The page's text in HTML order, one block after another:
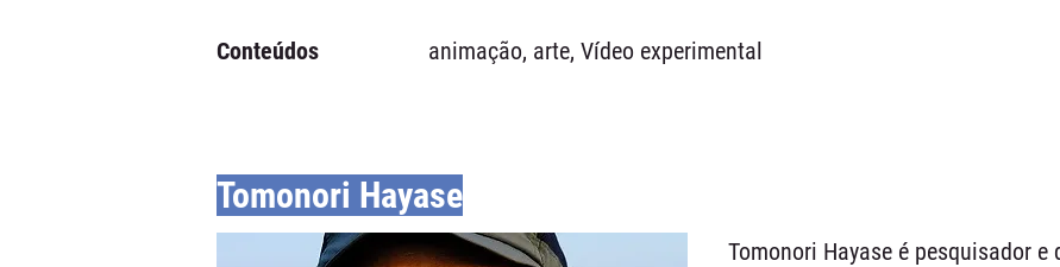
Conteúdos animação, arte, Vídeo experimental
Tomonori Hayase
Tomonori Hayase é pesquisador